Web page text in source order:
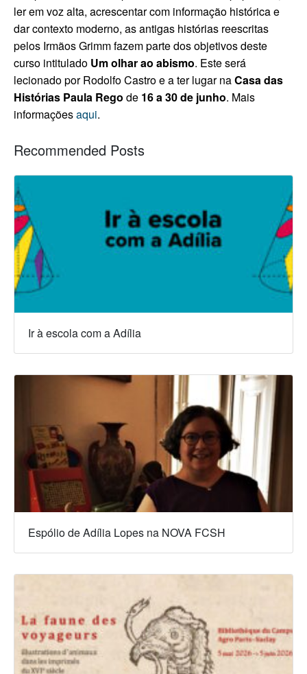
ler em voz alta, acrescentar com informação histórica e
dar contexto moderno, as antigas histórias reescritas
pelos Irmãos Grimm fazem parte dos objetivos deste
curso intitulado Um olhar ao abismo. Este será
lecionado por Rodolfo Castro e a ter lugar naCasa das
Histórias Paula Rego de 16 a 30 de junho. Mais
informaçõesaqui.
Recommended Posts
Ir à escola com a Adília
Espólio de Adília Lopes na NOVA FCSH